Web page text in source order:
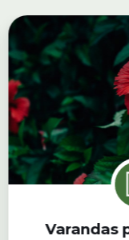
Varandas